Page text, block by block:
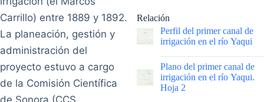
Carrillo) entre 1889 y 1892.
La planeación, gestión y
administración del
proyecto estuvo a cargo
de la Comisión Científica
Relación
Perfil del primer canal de
irrigación en el río Yaqui
|
Plano del primer canal de
irrigación en el río Yaqui.
Hoja 2